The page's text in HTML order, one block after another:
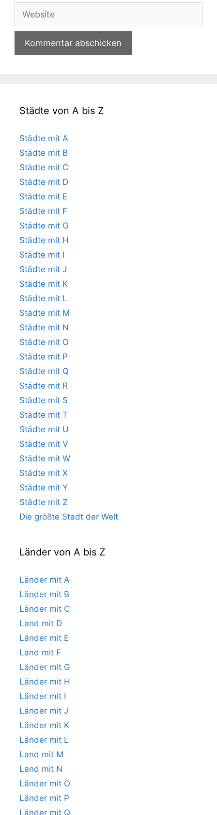
Adresse
Website
Städte von A bis Z
Städte mit A
Städte mit B
Städte mit C
Städte mit D
Städte mit E
Städte mit F
Städte mit G
Städte mit H
Städte mit I
Städte mit J
Städte mit K
Städte mit L
Städte mit M
Städte mit N
Städte mit O
Städte mit P
Städte mit Q
Städte mit R
Städte mit S
Städte mit T
Städte mit U
Städte mit V
Städte mit W
Städte mit X
Städte mit Y
Städte mit Z
Die größte Stadt der Welt
Länder von A bis Z
Länder mit A
Länder mit B
Länder mit C
Land mit D
Länder mit E
Land mit F
Länder mit G
Länder mit H
Länder mit I
Länder mit J
Länder mit K
Länder mit L
Land mit M
Land mit N
Länder mit O
Länder mit P
Länder mit Q